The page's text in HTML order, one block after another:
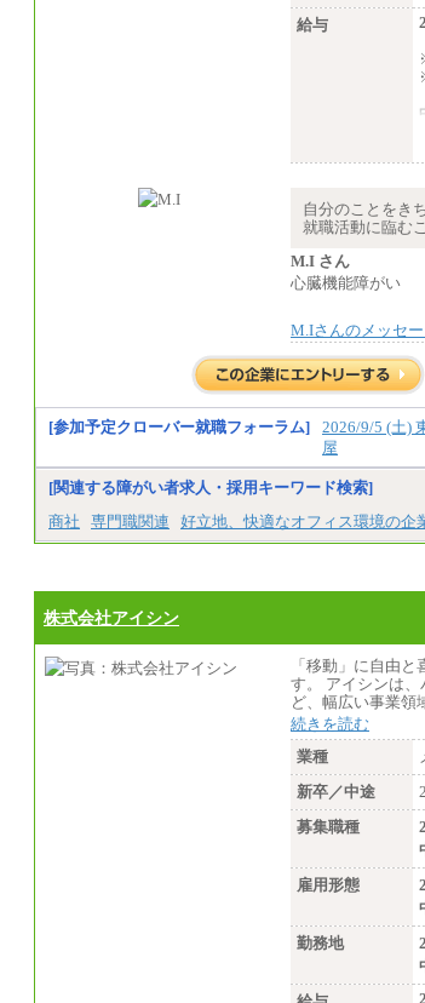
給与
自分のことをき
就職活動に臨む
M.I さん
心臓機能障がい
M.Iさんのメッセ
[参加予定クローバー就職フォーラム] 2026/9/5 (土)
屋
[関連する障がい者求人・採用キーワード検索]
商社
専門職関連 好立地、快適なオフィス環境の企
株式会社アイシン
「移動」に自由
す。 アイシンは
ど、幅広い事業領
続きを読む
業種
新卒／中途
募集職種
雇用形態
勤務地